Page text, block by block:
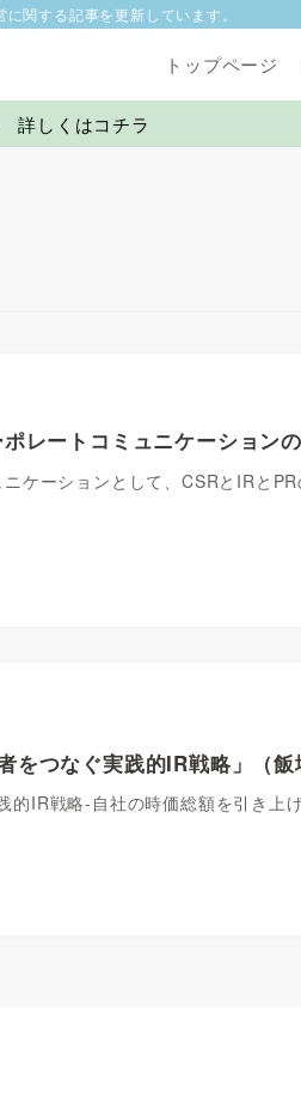
関する記事を更新しています。
トップページ
詳しくはコチラ
レートコミュニケーション
ケーションとして、CSRとIRと
つなぐ実践的IR戦略」（飯
的IR戦略-自社の時価総額を引き上